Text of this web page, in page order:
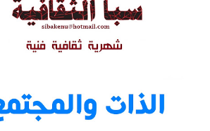
شخصيات
ذاكرة كوباني
منوعات